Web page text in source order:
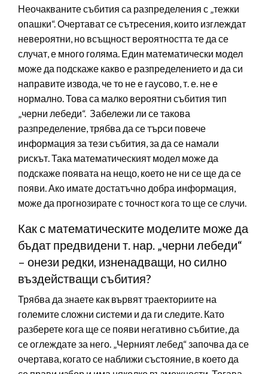
Неочакваните събития са разпределения с „тежки
опашки“. Очертават се сътресения, които изглеждат
невероятни, но всъщност вероятността те да се
случат, е много голяма. Един математически модел
може да подскаже какво е разпределението и да си
направите извода, че то не е гаусово, т. е. не е
нормално. Това са малко вероятни събития тип
„черни лебеди“. Забележи ли се такова
разпределение, трябва да се търси повече
информация за тези събития, за да се намали
рискът. Така математическият модел може да
подскаже появата на нещо, което не ни се ще да се
появи. Ако имате достатъчно добра информация,
може да прогнозирате с точност кога то ще се случи.
Как с математическите моделите може да
бъдат предвидени т. нар. „черни лебеди“
– онези редки, изненадващи, но силно
въздействащи събития?
Трябва да знаете как вървят траекториите на
големите сложни системи и да ги следите. Като
разберете кога ще се появи негативно събитие, да
се оглеждате за него. „Черният лебед“ започва да се
очертава, когато се наближи състояние, в което да